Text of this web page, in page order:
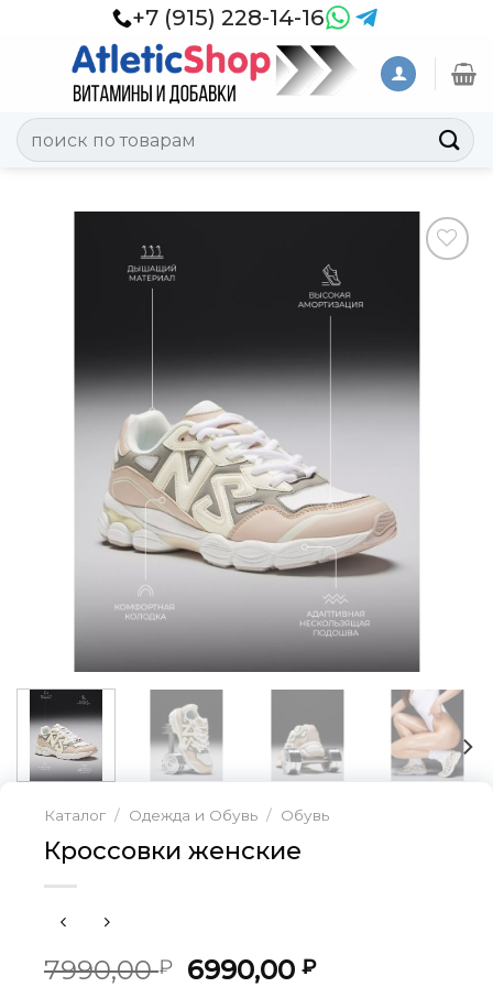
+7 (915) 228-14-16
Искать:
Каталог / Одежда и Обувь / Обувь
Кроссовки женские
7990,00₽
Первоначальная
6990,00₽Текущая